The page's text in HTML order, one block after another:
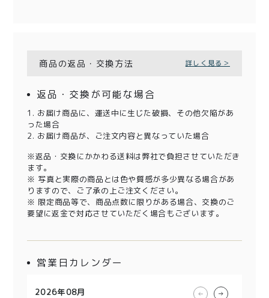
商品の返品・交換方法 詳しく見る＞
返品・交換が可能な場合
1. お届け商品に、運送中に生じた破損、その他欠陥があ
った場合
2. お届け商品が、ご注文内容と異なっていた場合
※返品・交換にかかわる送料は弊社で負担させていただき
ます。
※ 写真と実際の商品とは色や質感が多少異なる場合があ
りますので、ご了承の上ご注文ください。
※ 限定商品等で、商品点数に限りがある場合、交換のご
要望に返金で対応させていただく場合もございます。
営業日カレンダー
2026年08月
2026年09月
2026年10月
2026年11月